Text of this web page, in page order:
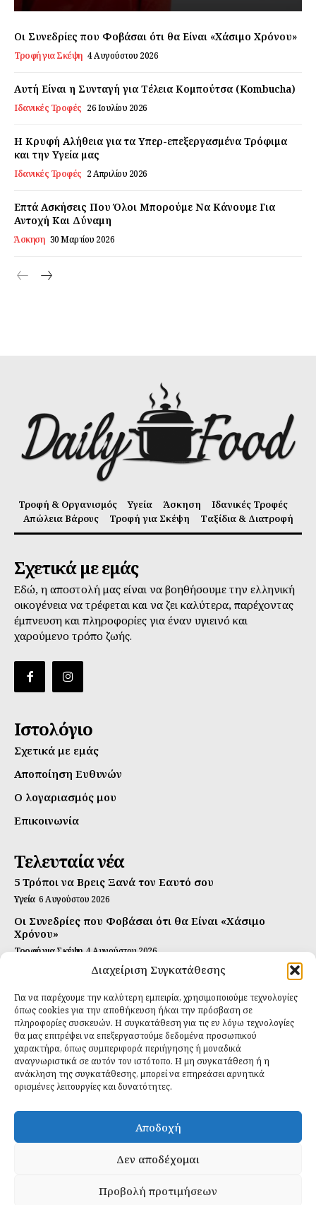
Daily Food
Σχετικά με εμάς
Αποποίηση Ευθυνών
Ο λογαριασμός μου
Επικοινωνία
Διαχείριση Συγκατάθεσης
Για να παρέχουμε την καλύτερη εμπειρία, χρησιμοποιούμε τεχνολογίες
όπως cookies για την αποθήκευση ή/και την πρόσβαση σε
πληροφορίες συσκευών. Η συγκατάθεση για τις εν λόγω τεχνολογίες
θα μας επιτρέψει να επεξεργαστούμε δεδομένα προσωπικού
χαρακτήρα, όπως συμπεριφορά περιήγησης ή μοναδικά
αναγνωριστικά σε αυτόν τον ιστότοπο. Η μη συγκατάθεση ή η
ανάκληση της συγκατάθεσης, μπορεί να επηρεάσει αρνητικά
ορισμένες λειτουργίες και δυνατότητες.
Αποδοχή
Δεν αποδέχομαι
Προβολή προτιμήσεων
Οι Συνεδρίες που Φοβάσαι ότι θα Είναι «Χάσιμο Χρόνου»
Τροφή για Σκέψη 4 Αυγούστου 2026
Αυτή Είναι η Συνταγή για Τέλεια Κομπούτσα (Kombucha)
Ιδανικές Τροφές 26 Ιουλίου 2026
Η Κρυφή Αλήθεια για τα Υπερ-επεξεργασμένα Τρόφιμα
και την Υγεία μας
Ιδανικές Τροφές 2 Απριλίου 2026
Επτά Ασκήσεις Που Όλοι Μπορούμε Να Κάνουμε Για
Αντοχή Και Δύναμη
Άσκηση 30 Μαρτίου 2026
Τροφή & Οργανισμός Υγεία Άσκηση
Ιδανικές Τροφές
Απώλεια Βάρους
Τροφή για Σκέψη Ταξίδια & Διατροφή
Σχετικά με εμάς
Εδώ, η αποστολή μας είναι να βοηθήσουμε την ελληνική
οικογένεια να τρέφεται και να ζει καλύτερα, παρέχοντας
έμπνευση και πληροφορίες για έναν υγιεινό και
χαρούμενο τρόπο ζωής.
Ιστολόγιο
Σχετικά με εμάς
Αποποίηση Ευθυνών
Ο λογαριασμός μου
Επικοινωνία
Τελευταία νέα
5 Τρόποι να Βρεις Ξανά τον Εαυτό σου
Υγεία 6 Αυγούστου 2026
Οι Συνεδρίες που Φοβάσαι ότι θα Είναι «Χάσιμο
Χρόνου»
Τροφή για Σκέψη 4 Αυγούστου 2026
Αυτή Είναι η Συνταγή για Τέλεια Κομπούτσα
Ιδανικές Τροφές 26 Ιουλίου 2026
Εγγραφείτε
ΕΓΓΡΑΦΉ
Έχω διαβάσει και δέχομαι τηνπολιτική απορρήτου